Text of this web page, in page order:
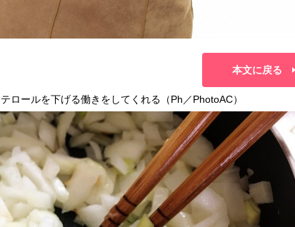
本文に戻る
ロールを下げる働きをしてくれる（Ph／PhotoAC）